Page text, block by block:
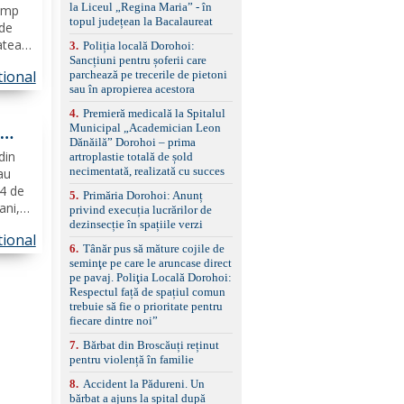
de
împreună cu un set de
anvelope de iarnă.
la Liceul „Regina Maria” - în
topul județean la Bacalaureat
3. Poliția locală Dorohoi:
Sancțiuni pentru șoferii care
parchează pe trecerile de pietoni
sau în apropierea acestora
4. Premieră medicală la Spitalul
Municipal „Academician Leon
Dănăilă” Dorohoi – prima
artroplastie totală de șold
necimentată, realizată cu succes
5. Primăria Dorohoi: Anunț
privind execuția lucrărilor de
dezinsecție în spațiile verzi
6. Tânăr pus să măture cojile de
seminţe pe care le aruncase direct
pe pavaj. Poliţia Locală Dorohoi:
Respectul față de spațiul comun
trebuie să fie o prioritate pentru
fiecare dintre noi”
7. Bărbat din Broscăuți reținut
pentru violență în familie
8. Accident la Pădureni. Un
bărbat a ajuns la spital după